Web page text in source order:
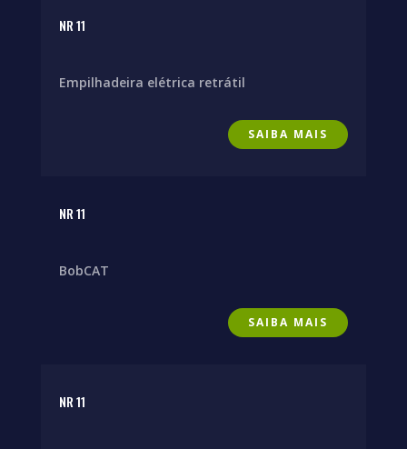
NR 11
Empilhadeira elétrica retrátil
SAIBA MAIS
NR 11
BobCAT
SAIBA MAIS
NR 11